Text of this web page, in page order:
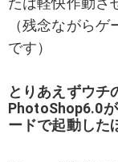
（残念ながら
です）
とりあえずウ
PhotoShop6.0
ードで起動した